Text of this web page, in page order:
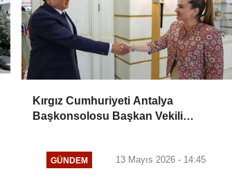
Kırgız Cumhuriyeti Antalya
Başkonsolosu Başkan Vekili
GÜNDEM 13 Mayıs 2026 - 14:45